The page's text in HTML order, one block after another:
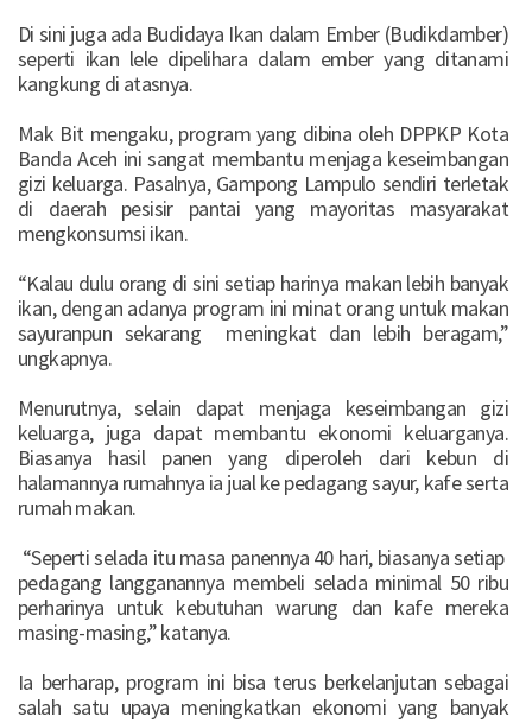
Di sini juga ada Budidaya Ikan dalam Ember (Budikdamber)
seperti ikan lele dipelihara dalam ember yang ditanami
kangkung di atasnya.
Mak Bit mengaku, program yang dibina oleh DPPKP Kota
Banda Aceh ini sangat membantu menjaga keseimbangan
gizi keluarga. Pasalnya, Gampong Lampulo sendiri terletak
di daerah pesisir pantai yang mayoritas masyarakat
mengkonsumsi ikan.
“Kalau dulu orang di sini setiap harinya makan lebih banyak
ikan, dengan adanya program ini minat orang untuk makan
sayuranpun sekarang meningkat dan lebih beragam,”
ungkapnya.
Menurutnya, selain dapat menjaga keseimbangan gizi
keluarga, juga dapat membantu ekonomi keluarganya.
Biasanya hasil panen yang diperoleh dari kebun di
halamannya rumahnya ia jual ke pedagang sayur, kafe serta
rumah makan.
“Seperti selada itu masa panennya 40 hari, biasanya setiap
pedagang langganannya membeli selada minimal 50 ribu
perharinya untuk kebutuhan warung dan kafe mereka
masing-masing,” katanya.
Ia berharap, program ini bisa terus berkelanjutan sebagai
salah satu upaya meningkatkan ekonomi yang banyak